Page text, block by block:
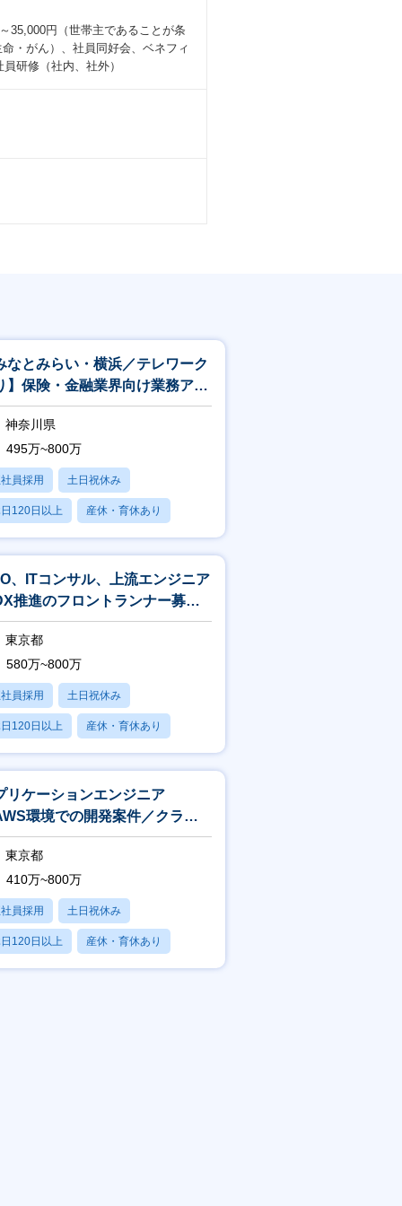
円（世帯主であることが条
・がん）、社員同好会、ベネフィ
研修（社内、社外）
なとみらい・横浜／テレワーク
】保険・金融業界向け業務アプ
発エンジニア（リーダー候補）
神奈川県
495万~800万
員採用 土日祝休み
120日以上 産休・育休あり
あり
、ITコンサル、上流エンジニア
推進のフロントランナー募
商社の経営方針具現化への貢
東京都
580万~800万
員採用 土日祝休み
120日以上 産休・育休あり
あり
リケーションエンジニア
環境での開発案件／クラウ
経験歓迎】
東京都
410万~800万
員採用 土日祝休み
120日以上 産休・育休あり
あり